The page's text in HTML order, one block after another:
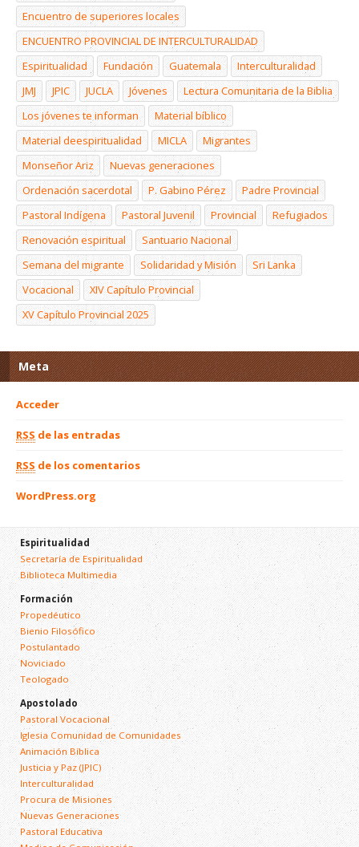
Encuentro de superiores locales
ENCUENTRO PROVINCIAL DE INTERCULTURALIDAD
Espiritualidad
Fundación Guatemala
Interculturalidad
JMJ
JPIC JUCLA Jóvenes
Lectura Comunitaria de la Biblia
Los jóvenes te informan
Material bíblico
Material deespiritualidad
MICLA
Migrantes
Monseñor Ariz
Nuevas generaciones
Ordenación sacerdotal
P. Gabino Pérez
Padre Provincial
Pastoral Indígena
Pastoral Juvenil Provincial
Refugiados
Renovación espiritual
Santuario Nacional
Semana del migrante
Solidaridad y Misión
Sri Lanka
Vocacional
XIV Capítulo Provincial
XV Capítulo Provincial 2025
Meta
Acceder
RSS de las entradas
RSS de los comentarios
WordPress.org
Espiritualidad
Secretaría de Espiritualidad
Biblioteca Multimedia
Formación
Propedéutico
Bienio Filosófico
Postulantado
Noviciado
Teologado
Apostolado
Pastoral Vocacional
Iglesia Comunidad de Comunidades
Animación Bíblica
Justicia y Paz (JPIC)
Interculturalidad
Procura de Misiones
Nuevas Generaciones
Pastoral Educativa